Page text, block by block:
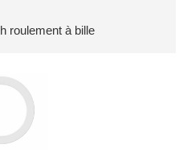
roulement à bille